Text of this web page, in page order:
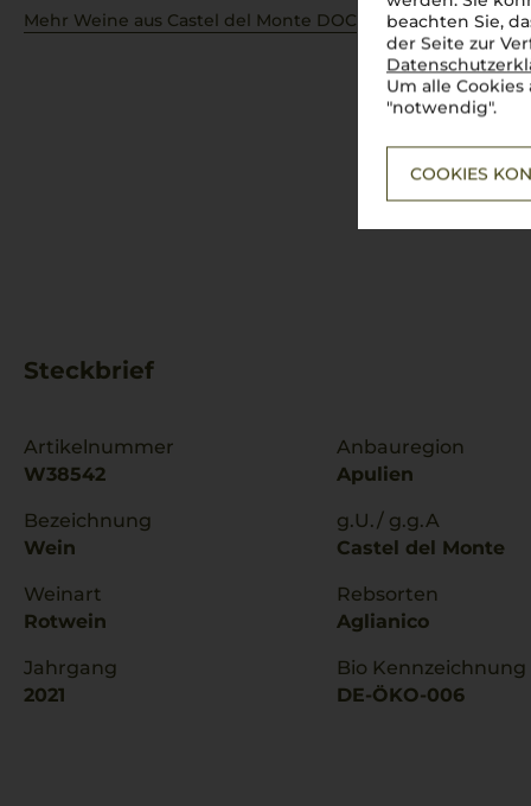
beachten Sie,
der Seite zur
Um alle
"notwendig".
COOKIES
Mehr Weine aus Castel del Monte DOC
Steckbrief
Artikelnummer
W38542
Bezeichnung
Wein
Weinart
Rotwein
Jahrgang
2021
Anbauregion
Apulien
g.U./ g.g.A
Castel del Monte
Rebsorten
Aglianico
Bio
DE-ÖKO-006